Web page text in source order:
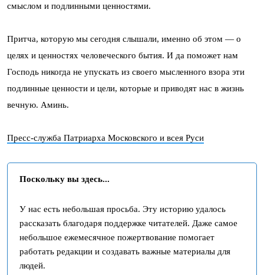
смыслом и подлинными ценностями.
Притча, которую мы сегодня слышали, именно об этом — о
целях и ценностях человеческого бытия. И да поможет нам
Господь никогда не упускать из своего мысленного взора эти
подлинные ценности и цели, которые и приводят нас в жизнь
вечную. Аминь.
Пресс-служба Патриарха Московского и всея Руси
Поскольку вы здесь...
У нас есть небольшая просьба. Эту историю удалось
рассказать благодаря поддержке читателей. Даже самое
небольшое ежемесячное пожертвование помогает
работать редакции и создавать важные материалы для
людей.